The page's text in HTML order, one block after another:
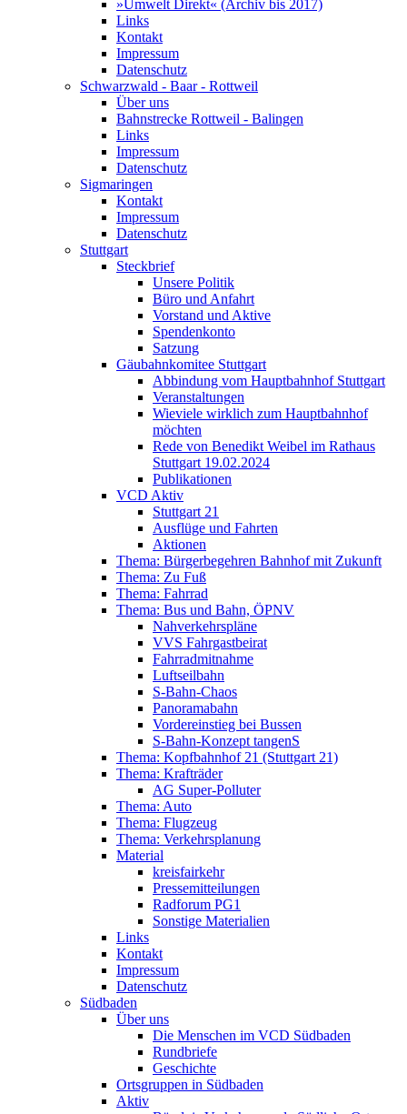
»Umwelt Direkt« (Archiv bis 2017)
Links
Kontakt
Impressum
Datenschutz
Schwarzwald - Baar - Rottweil
Über uns
Bahnstrecke Rottweil - Balingen
Links
Impressum
Datenschutz
Sigmaringen
Kontakt
Impressum
Datenschutz
Stuttgart
Steckbrief
Unsere Politik
Büro und Anfahrt
Vorstand und Aktive
Spendenkonto
Satzung
Gäubahnkomitee Stuttgart
Abbindung vom Hauptbahnhof Stuttgart
Veranstaltungen
Wieviele wirklich zum Hauptbahnhof
möchten
Rede von Benedikt Weibel im Rathaus
Stuttgart 19.02.2024
Publikationen
VCD Aktiv
Stuttgart 21
Ausflüge und Fahrten
Aktionen
Thema: Bürgerbegehren Bahnhof mit Zukunft
Thema: Zu Fuß
Thema: Fahrrad
Thema: Bus und Bahn, ÖPNV
Nahverkehrspläne
VVS Fahrgastbeirat
Fahrradmitnahme
Luftseilbahn
S-Bahn-Chaos
Panoramabahn
Vordereinstieg bei Bussen
S-Bahn-Konzept tangenS
Thema: Kopfbahnhof 21 (Stuttgart 21)
Thema: Krafträder
AG Super-Polluter
Thema: Auto
Thema: Flugzeug
Thema: Verkehrsplanung
Material
kreisfairkehr
Pressemitteilungen
Radforum PG1
Sonstige Materialien
Links
Kontakt
Impressum
Datenschutz
Südbaden
Über uns
Die Menschen im VCD Südbaden
Rundbriefe
Geschichte
Ortsgruppen in Südbaden
Aktiv